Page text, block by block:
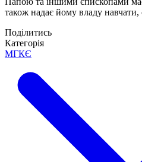
також надає йому владу навчати,
Поділитись
Категорія
МГКЄ